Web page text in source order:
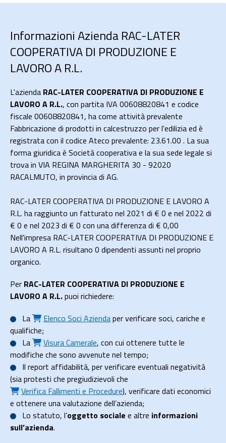
Informazioni Azienda RAC-LATER
COOPERATIVA DI PRODUZIONE E
LAVORO A R.L.
L'azienda RAC-LATER COOPERATIVA DI PRODUZIONE E
LAVORO A R.L., con partita IVA 00608820841 e codice
fiscale 00608820841, ha come attività prevalente
Fabbricazione di prodotti in calcestruzzo per l'edilizia ed è
registrata con il codice Ateco prevalente: 23.61.00 . La sua
forma giuridica è Società cooperativa e la sua sede legale si
trova in VIA REGINA MARGHERITA 30 - 92020
RACALMUTO, in provincia di AG.
RAC-LATER COOPERATIVA DI PRODUZIONE E LAVORO A
R.L. ha raggiunto un fatturato nel 2021 di € 0 e nel 2022 di
€ 0 e nel 2023 di € 0 con una differenza di € 0,00
Nell'impresa RAC-LATER COOPERATIVA DI PRODUZIONE E
LAVORO A R.L. risultano 0 dipendenti assunti nel proprio
organico.
Per RAC-LATER COOPERATIVA DI PRODUZIONE E
LAVORO A R.L.puoi richiedere:
La
Elenco Soci Aziendaper verificare soci, cariche e
qualifiche;
La
Visura Camerale, con cui ottenere tutte le
modifiche che sono avvenute nel tempo;
Il report affidabilità, per verificare eventuali negatività
(sia protesti che pregiudizievoli che
Verifica Fallimenti e Procedure), verificare dati economici
e ottenere una valutazione dell’azienda;
Lo statuto, l’oggetto sociale e altre informazioni
sull’azienda.